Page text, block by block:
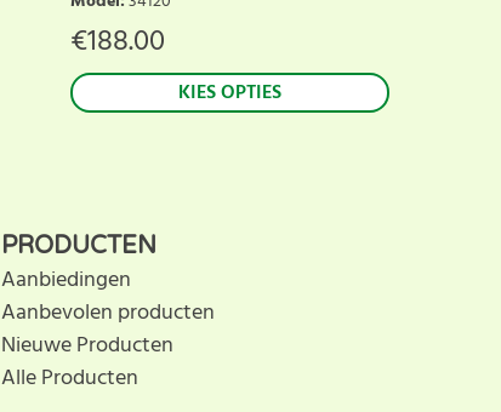
€188.00
KIES OPTIES
PRODUCTEN
Aanbiedingen
Aanbevolen producten
Nieuwe Producten
Alle Producten